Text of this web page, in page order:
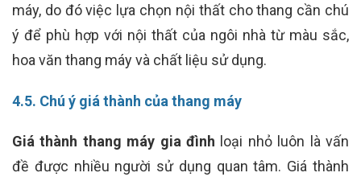
máy, do đó việc lựa chọn nội thất cho thang cần chú
ý để phù hợp với nội thất của ngôi nhà từ màu sắc,
hoa văn thang máy và chất liệu sử dụng.
4.5. Chú ý giá thành của thang máy
Giá thành thang máy gia đình loại nhỏ luôn là vấn
đề được nhiều người sử dụng quan tâm. Giá thành